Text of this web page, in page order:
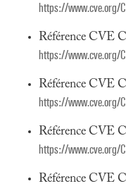
https://www.cve.org/
Référence CVE
https://www.cve.org/
Référence CVE
https://www.cve.org/
Référence CVE
https://www.cve.org/
Référence CVE